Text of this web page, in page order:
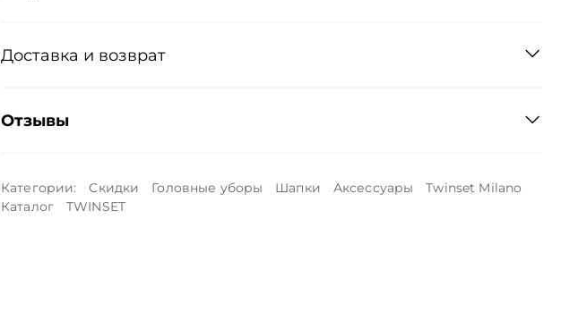
Доставка и возврат
Отзывы
Категории: Скидки Головные уборы Шапки Аксессуары
Twinset Milano
Каталог
TWINSET